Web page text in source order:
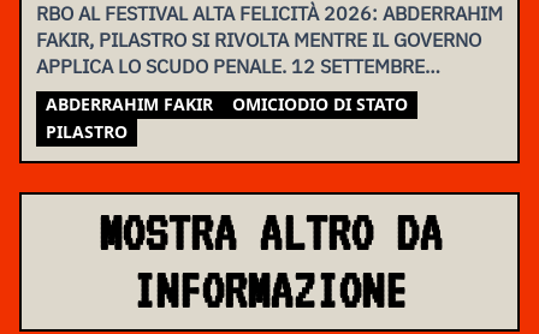
RBO AL FESTIVAL ALTA FELICITÀ 2026: ABDERRAHIM
FAKIR, PILASTRO SI RIVOLTA MENTRE IL GOVERNO
APPLICA LO SCUDO PENALE. 12 SETTEMBRE
ASSEMBLEA NAZIONALE
ABDERRAHIM FAKIR
OMICIODIO DI STATO
PILASTRO
MOSTRA ALTRO DA
INFORMAZIONE